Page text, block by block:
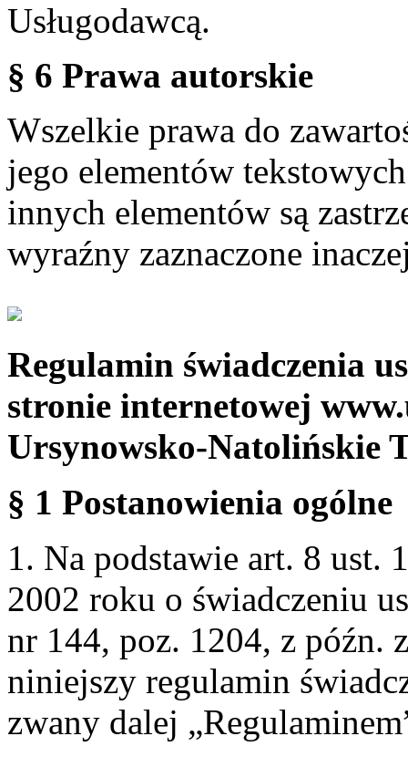
Usługodawcą.
§ 6 Prawa autorskie
Wszelkie prawa do
jego elementów
innych elementów są
wyraźny zaznaczone
Regulamin świadczenia
stronie internetowej
Ursynowsko-Natolińskie
§ 1 Postanowienia ogólne
1. Na podstawie art. 8 ust.
2002 roku o świadczeniu
nr 144, poz. 1204, z późn.
niniejszy regulamin
zwany dalej